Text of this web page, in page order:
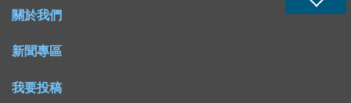
關於我們
新聞專區
我要投稿